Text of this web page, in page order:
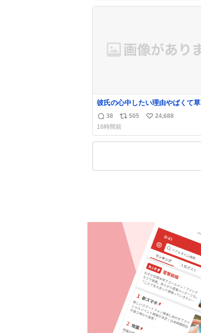
数
ス
ね
彼氏の心中したい理由やばくて草
返
信
数
38
リ
ポ
ス
505
い
ね
24,688
16時間前